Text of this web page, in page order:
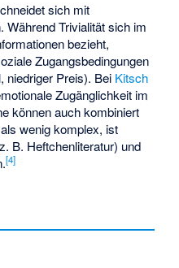
sich mit
Während Trivialität sich im
bezieht,
Zugangsbedingungen
niedriger Preis). Bei Kitsch
Zugänglichkeit im
können auch kombiniert
als wenig komplex, ist
B. Heftchenliteratur) und
[4]